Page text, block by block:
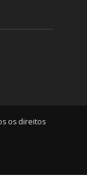
os direitos